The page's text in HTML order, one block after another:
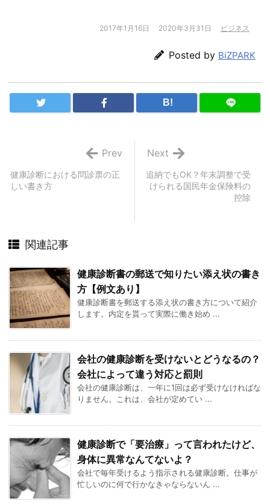
2017年1月16日 2020年3月31日 ビジネス
Posted by BiZPARK
B!
追納でもOK？年末調整で受
けられる国民年金保険料の
控除
Next
健康診断における問診票の正
しい書き方
Prev
関連記事
健康診断書の郵送で知りたい添え状の書き
方【例文あり】
健康診断書を郵送する添え状の書き方について紹介
します。内定を貰って実際に働き始め ...
会社の健康診断を受けないとどうなるの？
会社によって違う対応と罰則
会社の健康診断は、一年に1回は必ず受けなければな
りません。これは、会社が定めてい ...
健康診断で「要治療」って言われたけど、
身体に異常なんてないよ？
会社で毎年受けるよう指示される健康診断。仕事が
忙しいのに何で行かなきゃならないん ...